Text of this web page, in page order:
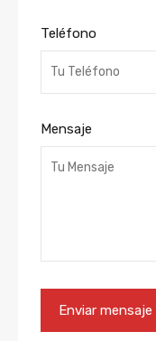
Teléfono
Mensaje